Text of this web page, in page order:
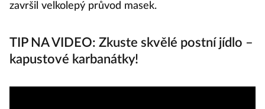
završil velkolepý průvod masek.
TIP NA VIDEO: Zkuste skvělé postní jídlo –
kapustové karbanátky!